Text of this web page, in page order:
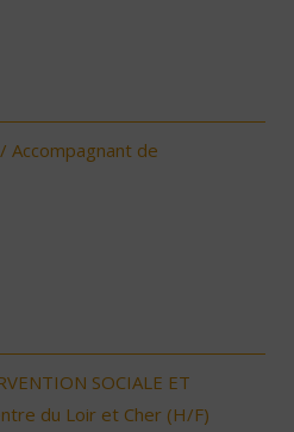
Accompagnant de
SOCIALE ET
du Loir et Cher (H/F)